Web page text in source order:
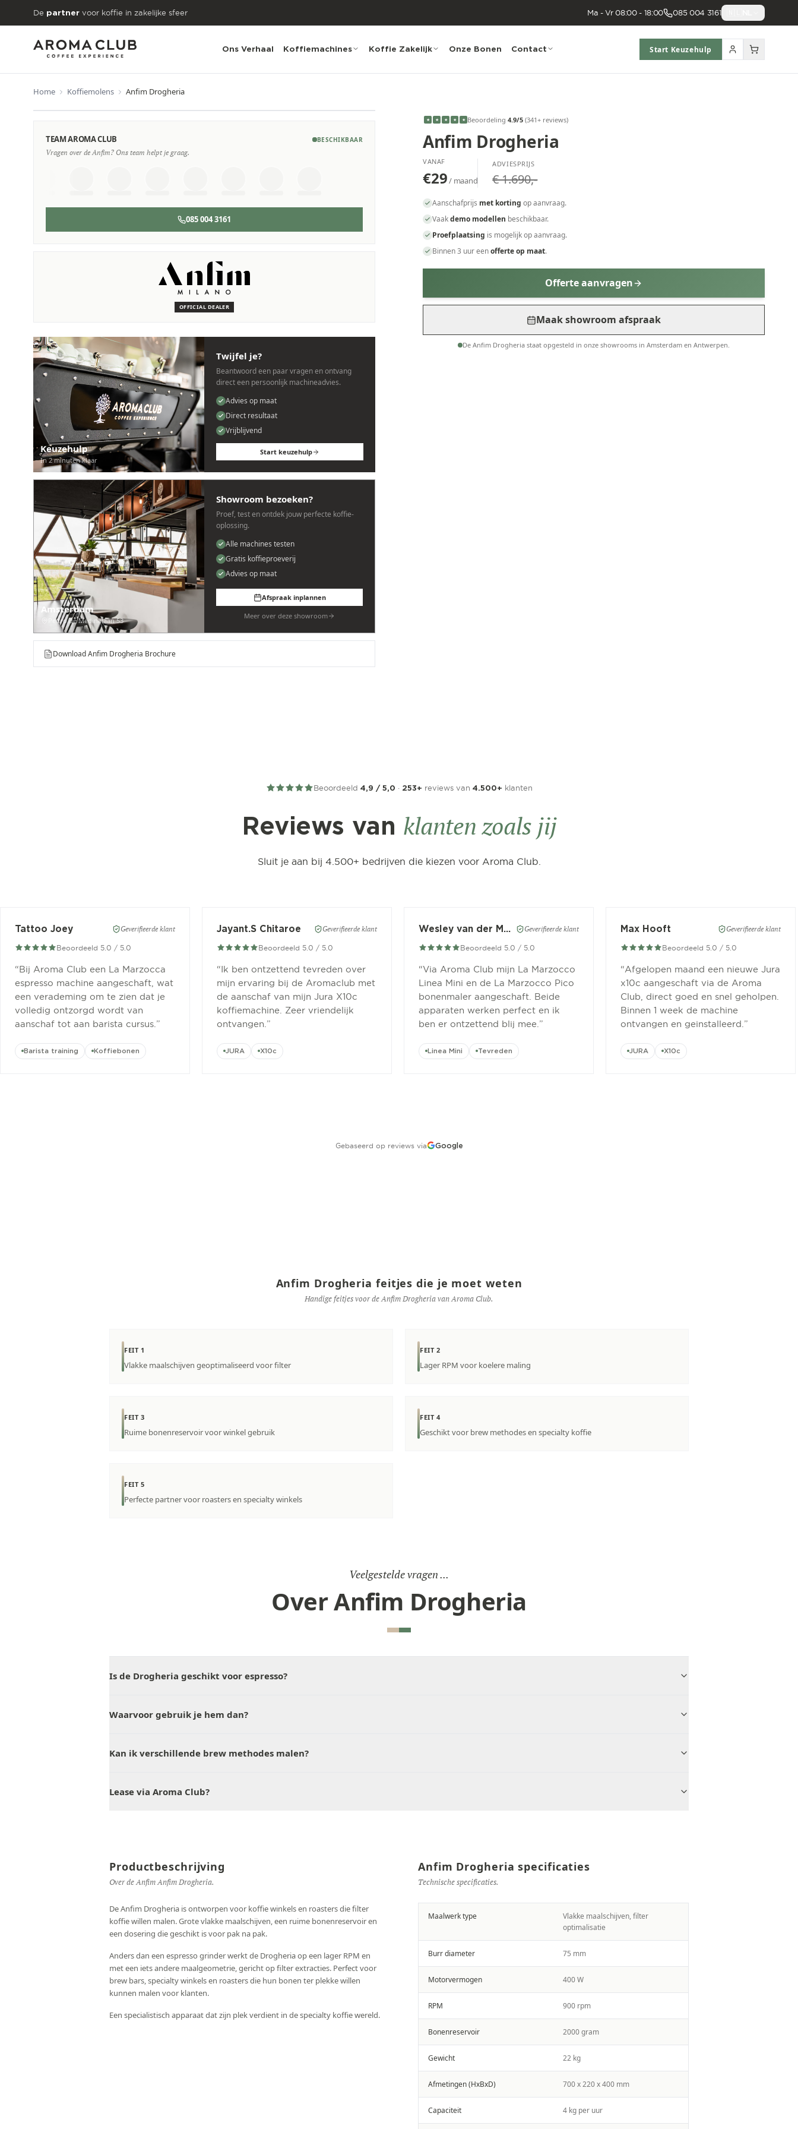
Skip to main content
De partner voor koffie in zakelijke sfeer Ma - Vr 08:00 - 18:00 085 004 3161
Ons Verhaal Koffiemachines Koffie Zakelijk Onze Bonen Contact Start Keuzehulp
Home Koffiemolens Anfim Drogheria
€29 /maand
TEAM AROMA CLUB BESCHIKBAAR
Vragen over de Anfim? Ons team helpt je graag.
085 004 3161
OFFICIAL DEALER
Keuzehulp
In 2 minuten klaar
Twijfel je?
Beantwoord een paar vragen en ontvang
direct een persoonlijk machineadvies.
Advies op maat
Direct resultaat
Vrijblijvend
Start keuzehulp
Amsterdam
Pedro de Medinalaan 53
Showroom bezoeken?
Proef, test en ontdek jouw perfecte koffie-
oplossing.
Alle machines testen
Gratis koffieproeverij
Advies op maat
Afspraak inplannen
Meer over deze showroom
Download Anfim Drogheria Brochure
★ ★ ★ ★ ★ Beoordeling 4.9/5 (341+ reviews)
Anfim Drogheria
VANAF
€29/ maand
ADVIESPRIJS
€ 1.690,-
Aanschafprijs met korting op aanvraag.
Vaakdemo modellen beschikbaar.
Proefplaatsing is mogelijk op aanvraag.
Binnen 3 uur eenofferte op maat.
Offerte aanvragen
Maak showroom afspraak
De Anfim Drogheria staat opgesteld in onze showrooms in Amsterdam en Antwerpen.
Beoordeeld 4,9 / 5,0 · 253+ reviews van 4.500+ klanten
Reviews van klanten zoals jij
Sluit je aan bij 4.500+ bedrijven die kiezen voor Aroma Club.
Tattoo Joey Geverifieerde klant
Beoordeeld 5.0 / 5.0
“Bij Aroma Club een La Marzocca
espresso machine aangeschaft, wat
een verademing om te zien dat je
volledig ontzorgd wordt van
aanschaf tot aan barista cursus. ”
Barista training Koffiebonen
Jayant.S Chitaroe Geverifieerde klant
Beoordeeld 5.0 / 5.0
“Ik ben ontzettend tevreden over
mijn ervaring bij de Aromaclub met
de aanschaf van mijn Jura X10c
koffiemachine. Zeer vriendelijk
ontvangen. ”
JURA X10c
Wesley van der Meer Geverifieerde klant
Beoordeeld 5.0 / 5.0
“Via Aroma Club mijn La Marzocco
Linea Mini en de La Marzocco Pico
bonenmaler aangeschaft. Beide
apparaten werken perfect en ik
ben er ontzettend blij mee. ”
Linea Mini Tevreden
Max Hooft Geverifieerde klant
Beoordeeld 5.0 / 5.0
“Afgelopen maand een nieuwe Jura
x10c aangeschaft via de Aroma
Club, direct goed en snel geholpen.
Binnen 1 week de machine
ontvangen en geinstalleerd. ”
JURA X10c
Gebaseerd op reviews via Google
Anfim Drogheria feitjes die je moet weten
Handige feitjes voor de Anfim Drogheria van Aroma Club.
FEIT 1
Vlakke maalschijven geoptimaliseerd voor filter
FEIT 2
Lager RPM voor koelere maling
FEIT 3
Ruime bonenreservoir voor winkel gebruik
FEIT 4
Geschikt voor brew methodes en specialty koffie
FEIT 5
Perfecte partner voor roasters en specialty winkels
Veelgestelde vragen ...
Over Anfim Drogheria
Is de Drogheria geschikt voor espresso?
Waarvoor gebruik je hem dan?
Kan ik verschillende brew methodes malen?
Lease via Aroma Club?
Productbeschrijving
Over de Anfim Anfim Drogheria.
De Anfim Drogheria is ontworpen voor koffie winkels en roasters die filter
koffie willen malen. Grote vlakke maalschijven, een ruime bonenreservoir en
een dosering die geschikt is voor pak na pak.
Anders dan een espresso grinder werkt de Drogheria op een lager RPM en
met een iets andere maalgeometrie, gericht op filter extracties. Perfect voor
brew bars, specialty winkels en roasters die hun bonen ter plekke willen
kunnen malen voor klanten.
Een specialistisch apparaat dat zijn plek verdient in de specialty koffie wereld.
Anfim Drogheria specificaties
Technische specificaties.
Maalwerk type
Vlakke maalschijven, filter
optimalisatie
Burr diameter 75 mm
Motorvermogen 400 W
RPM 900 rpm
Bonenreservoir 2000 gram
Gewicht 22 kg
Afmetingen (HxBxD) 700 x 220 x 400 mm
Capaciteit 4 kg per uur